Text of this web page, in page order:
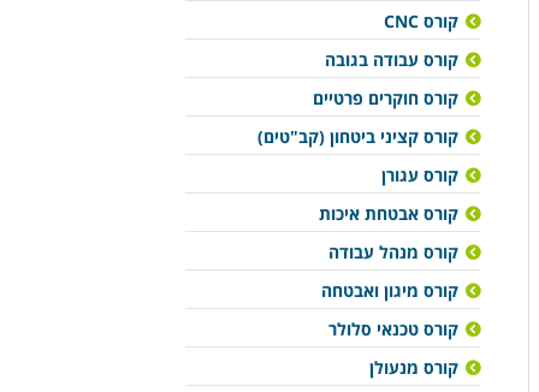
קורס CNC
קורס עבודה בגובה
קורס חוקרים פרטיים
קורס קציני ביטחון (קב"טים)
קורס עגורן
קורס אבטחת איכות
קורס מנהל עבודה
קורס מיגון ואבטחה
קורס טכנאי סלולר
קורס מנעולן